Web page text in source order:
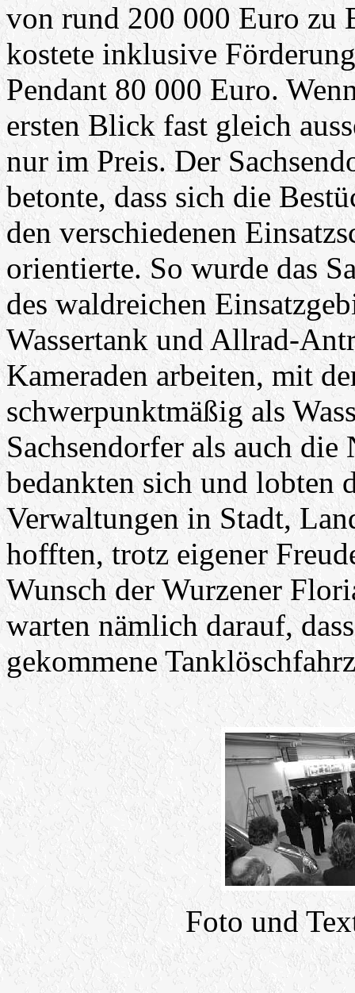
von rund 200 000 Euro zu
kostete inklusive
Pendant 80 000 Euro.
ersten Blick fast gleich
nur im Preis. Der
betonte, dass sich die
den verschiedenen
orientierte. So wurde das
des waldreichen
Wassertank und Allrad-
Kameraden arbeiten, mit
schwerpunktmäßig als
Sachsendorfer als auch die
bedankten sich und lobten
Verwaltungen in Stadt,
hofften, trotz eigener
Wunsch der Wurzener
warten nämlich darauf,
gekommene
Foto und